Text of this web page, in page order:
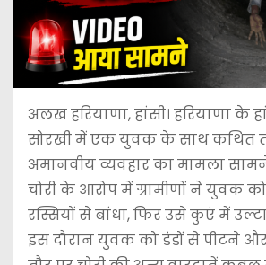
अलख हरियाणा, हांसी। हरियाणा के
सोरखी में एक युवक के साथ कथित
अमानवीय व्यवहार का मामला
चोरी के आरोप में ग्रामीणों ने युवक
रस्सियों से बांधा, फिर उसे कुएं में
इस दौरान युवक को डंडों से पीटने